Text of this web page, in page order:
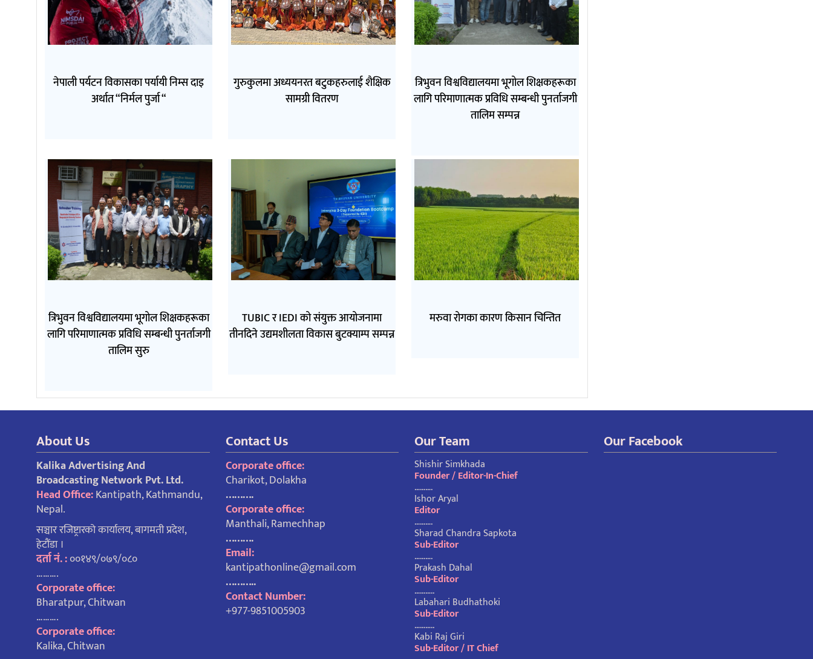
नेपाली पर्यटन विकासका पर्यायी निम्स दाइ
अर्थात “निर्मल पुर्जा “
गुरुकुलमा अध्ययनरत बटुकहरुलाई शैक्षिक
सामग्री वितरण
त्रिभुवन विश्वविद्यालयमा भूगोल शिक्षकहरूका
लागि परिमाणात्मक प्रविधि सम्बन्धी पुनर्ताजगी
तालिम सम्पन्न
त्रिभुवन विश्वविद्यालयमा भूगोल शिक्षकहरूका
लागि परिमाणात्मक प्रविधि सम्बन्धी पुनर्ताजगी
तालिम सुरु
TUBIC र IEDI को संयुक्त आयोजनामा
तीनदिने उद्यमशीलता विकास बुटक्याम्प सम्पन्न
मरुवा रोगका कारण किसान चिन्तित
About Us
Kalika Advertising And
Broadcasting Network Pvt. Ltd.
Head Office:Kantipath, Kathmandu,
Nepal.
सञ्चार रजिष्ट्रारको कार्यालय, बागमती प्रदेश,
हेटौंडा ।
दर्ता नं. :००१४९/०७९/०८०
……….
Corporate office:
Bharatpur, Chitwan
……….
Corporate office:
Kalika, Chitwan
Contact Us
Corporate office:
Charikot, Dolakha
……….
Corporate office:
Manthali, Ramechhap
……….
Email:
kantipathonline@gmail.com
………..
Contact Number:
+977-9851005903
Our Team
Shishir Simkhada
Founder / Editor-In-Chief
……….
Ishor Aryal
Editor
……….
Sharad Chandra Sapkota
Sub-Editor
……….
Prakash Dahal
Sub-Editor
………..
Labahari Budhathoki
Sub-Editor
………..
Kabi Raj Giri
Sub-Editor / IT Chief
Our Facebook